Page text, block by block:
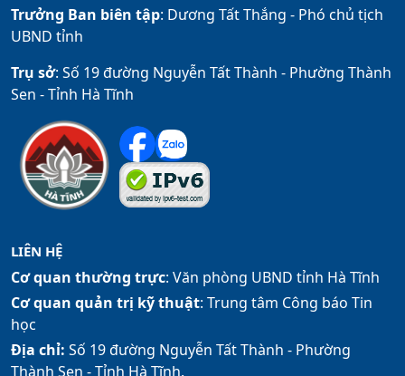
Trưởng Ban biên tập: Dương Tất Thắng - Phó chủ tịch
UBND tỉnh
Trụ sở: Số 19 đường Nguyễn Tất Thành - Phường Thành
Sen - Tỉnh Hà Tĩnh
LIÊN HỆ
Cơ quan thường trực: Văn phòng UBND tỉnh Hà Tĩnh
Cơ quan quản trị kỹ thuật: Trung tâm Công báo Tin
học
Địa chỉ: Số 19 đường Nguyễn Tất Thành - Phường
Thành Sen - Tỉnh Hà Tĩnh.